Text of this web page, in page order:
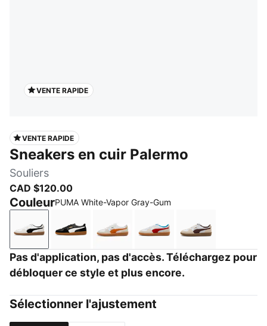
VENTE RAPIDE
VENTE RAPIDE
Sneakers en cuir Palermo
Souliers
CAD $120.00
CouleurPUMA White-Vapor Gray-Gum
PUMA White-Vapor Gray-Gum
PUMA Black-Feather Gray-Gum
PUMA White-Warm White-Orange
PUMA White-For All
PUMA White-
Pas d'application, pas d'accès. Téléchargez pour
débloquer ce style et plus encore.
Sélectionner l'ajustement